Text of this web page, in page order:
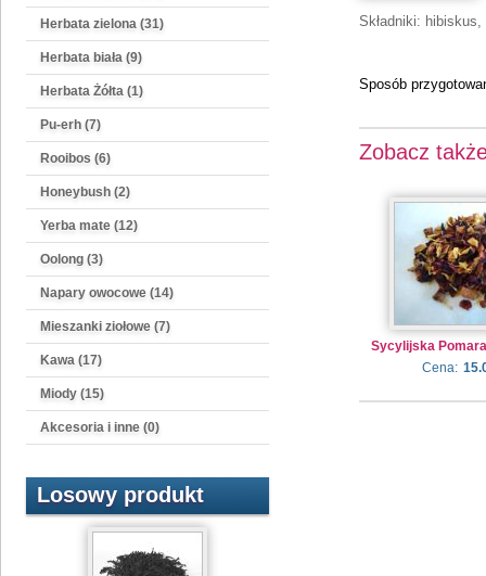
Herbata zielona (31)
Herbata biała (9)
Herbata Żółta (1)
Pu-erh (7)
Rooibos (6)
Honeybush (2)
Yerba mate (12)
Oolong (3)
Napary owocowe (14)
Mieszanki ziołowe (7)
Kawa (17)
Miody (15)
Akcesoria i inne (0)
Losowy produkt
Składniki:
Sposób
Zobacz
Sycylijska
Cena: